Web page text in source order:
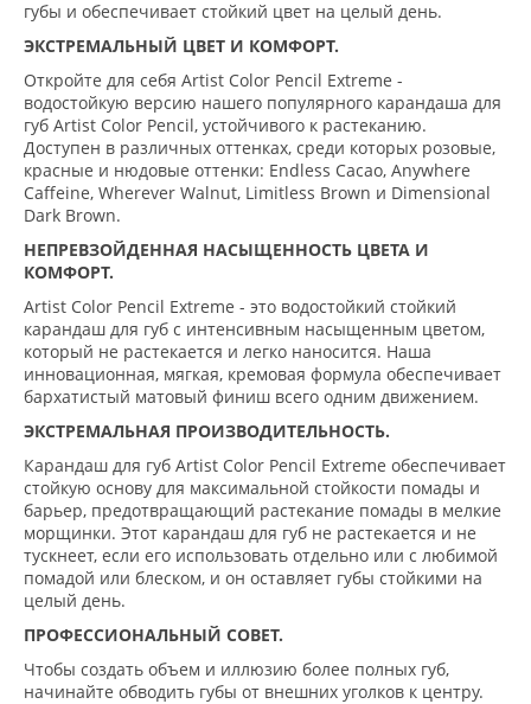
губы и обеспечивает стойкий цвет на целый день.
ЭКСТРЕМАЛЬНЫЙ ЦВЕТ И КОМФОРТ.
Откройте для себя Artist Color Pencil Extreme -
водостойкую версию нашего популярного карандаша для
губ Artist Color Pencil, устойчивого к растеканию.
Доступен в различных оттенках, среди которых розовые,
красные и нюдовые оттенки: Endless Cacao, Anywhere
Caffeine, Wherever Walnut, Limitless Brown и Dimensional
Dark Brown.
НЕПРЕВЗОЙДЕННАЯ НАСЫЩЕННОСТЬ ЦВЕТА И
КОМФОРТ.
Artist Color Pencil Extreme - это водостойкий стойкий
карандаш для губ с интенсивным насыщенным цветом,
который не растекается и легко наносится. Наша
инновационная, мягкая, кремовая формула обеспечивает
бархатистый матовый финиш всего одним движением.
ЭКСТРЕМАЛЬНАЯ ПРОИЗВОДИТЕЛЬНОСТЬ.
Карандаш для губ Artist Color Pencil Extreme обеспечивает
стойкую основу для максимальной стойкости помады и
барьер, предотвращающий растекание помады в мелкие
морщинки. Этот карандаш для губ не растекается и не
тускнеет, если его использовать отдельно или с любимой
помадой или блеском, и он оставляет губы стойкими на
целый день.
ПРОФЕССИОНАЛЬНЫЙ СОВЕТ.
Чтобы создать объем и иллюзию более полных губ,
начинайте обводить губы от внешних уголков к центру.